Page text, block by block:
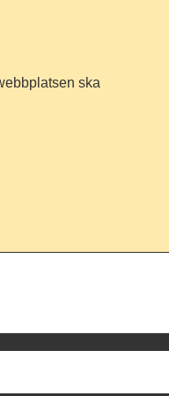
ska